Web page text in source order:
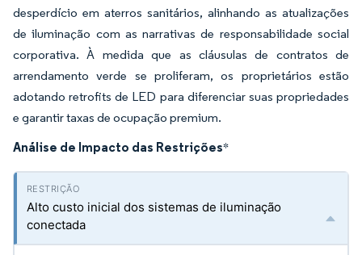
desperdício em aterros sanitários, alinhando as atualizações
de iluminação com as narrativas de responsabilidade social
corporativa. À medida que as cláusulas de contratos de
arrendamento verde se proliferam, os proprietários estão
adotando retrofits de LED para diferenciar suas propriedades
e garantir taxas de ocupação premium.
Análise de Impacto das Restrições*
Alto custo inicial dos sistemas de iluminação
conectada